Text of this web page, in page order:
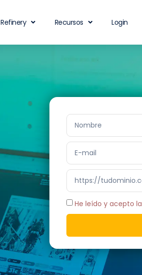
Refinery Recursos Login
He leído y acepto la